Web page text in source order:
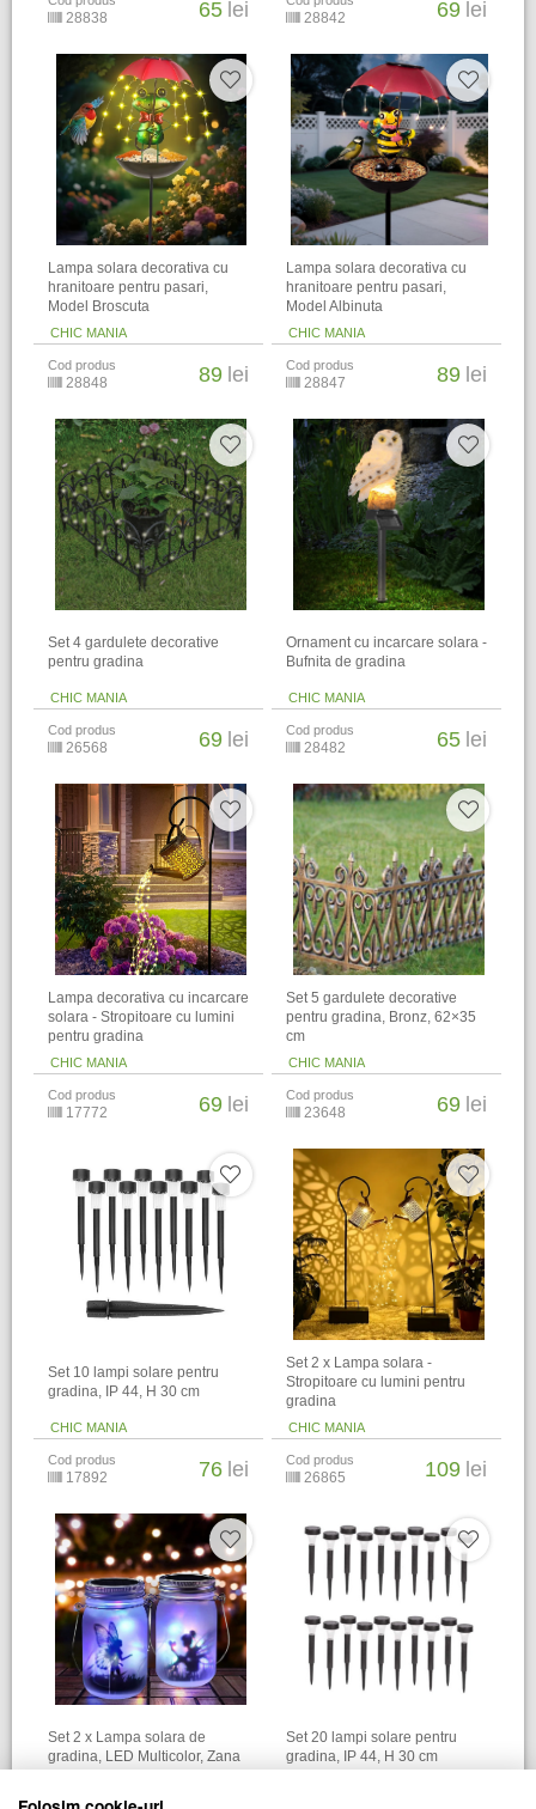
28838 65 lei 28842 69 lei
Lampa solara decorativa cu
hranitoare pentru pasari,
Model Broscuta
CHIC MANIA
Cod produs
28848 89 lei
Lampa solara decorativa cu
hranitoare pentru pasari,
Model Albinuta
CHIC MANIA
Cod produs
28847 89 lei
Set 4 gardulete decorative
pentru gradina
CHIC MANIA
Cod produs
26568 69 lei
Ornament cu incarcare solara -
Bufnita de gradina
CHIC MANIA
Cod produs
28482 65 lei
Lampa decorativa cu incarcare
solara - Stropitoare cu lumini
pentru gradina
CHIC MANIA
Cod produs
17772 69 lei
Set 5 gardulete decorative
pentru gradina, Bronz, 62×35
cm
CHIC MANIA
Cod produs
23648 69 lei
Set 10 lampi solare pentru
gradina, IP 44, H 30 cm
CHIC MANIA
Cod produs
17892 76 lei
Set 2 x Lampa solara -
Stropitoare cu lumini pentru
gradina
CHIC MANIA
Cod produs
26865 109 lei
Set 2 x Lampa solara de
gradina, LED Multicolor, Zana
Set 20 lampi solare pentru
gradina, IP 44, H 30 cm